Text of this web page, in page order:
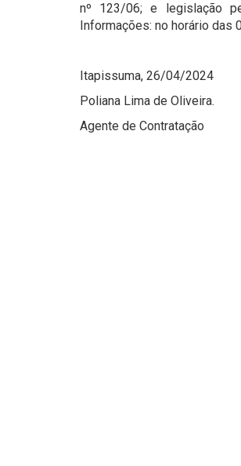
nº 123/06; e legislação
Informações: no horário das
Itapissuma, 26/04/2024
Poliana Lima de Oliveira.
Agente de Contratação